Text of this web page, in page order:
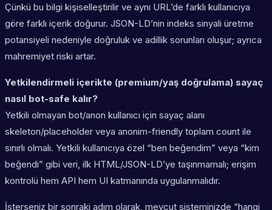
Çünkü bu bilgi kişiselleştirilir ve aynı URL’de farklı kullanıcıya
göre farklı içerik doğurur. JSON-LD’nin indeks sinyali üretme
potansiyeli nedeniyle doğruluk ve adillik sorunları oluşur; ayrıca
mahremiyet riski artar.
Yetkilendirmeli içerikte (premium/yaş doğrulama) sayaç
nasıl bot-safe kalır?
Yetkili olmayan bot/anon kullanıcı için sayaç alanı
skeleton/placeholder veya anonim-friendly toplam count ile
sınırlı olmalı. Yetkili kullanıcıya özel “ben beğendim” veya “kim
beğendi” gibi veri, ilk HTML/JSON-LD’ye taşınmamalı; erişim
kontrolü hem API hem UI katmanında uygulanmalıdır.
İsterseniz bir sonraki adım olarak, mevcut sisteminizde “hangi